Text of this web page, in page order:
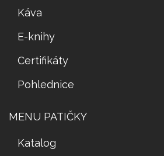
Káva
E-knihy
Certifikáty
Pohlednice
MENU PATIČKY
Katalog